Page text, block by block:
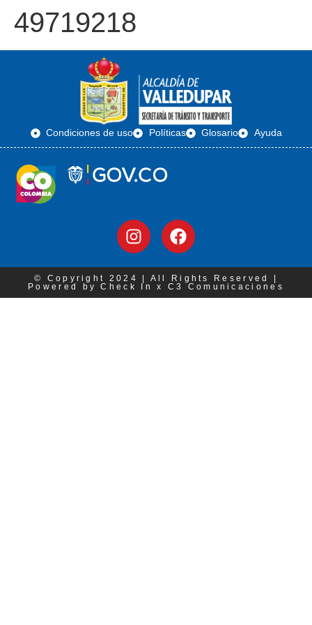
49719218
Condiciones de uso Políticas Glosario Ayuda
© Copyright 2024 | All Rights Reserved |
Powered by Check In x C3 Comunicaciones